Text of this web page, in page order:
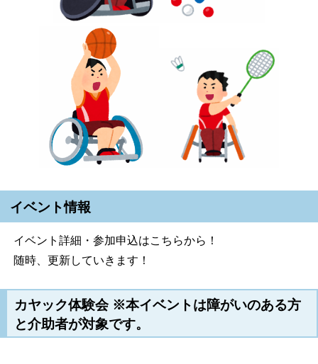
イベント情報
イベント詳細・参加申込はこちらから！
随時、更新していきます！
カヤック体験会 ※本イベントは障がいのある方
と介助者が対象です。